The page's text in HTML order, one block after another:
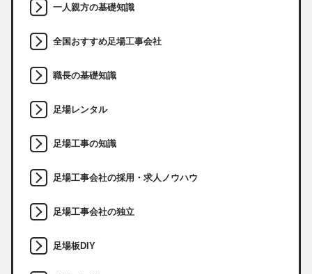
一人親方の基礎知識
全国おすすめ足場工事会社
職長の基礎知識
足場レンタル
足場工事の知識
足場工事会社の採用・求人ノウハウ
足場工事会社の独立
足場板DIY